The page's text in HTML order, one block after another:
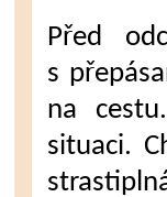
Před
s
na
situaci.